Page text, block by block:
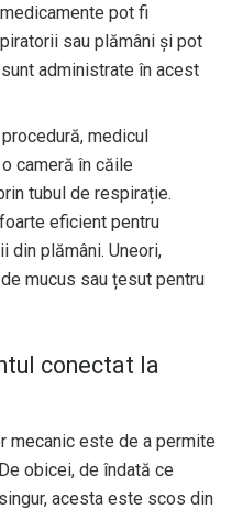
pot fi
sau plămâni și pot
administrate în acest
medicul
cameră în căile
tubul de respirație.
eficient pentru
din plămâni. Uneori,
mucus sau țesut pentru
conectat la
mecanic este de a permite
obicei, de îndată ce
acesta este scos din